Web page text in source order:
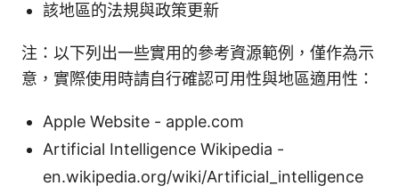
該地區的法規與政策更新
注：以下列出一些實用的參考資源範例，僅作為示
意，實際使用時請自行確認可用性與地區適用性：
Apple Website - apple.com
Artificial Intelligence Wikipedia -
en.wikipedia.org/wiki/Artificial_intelligence